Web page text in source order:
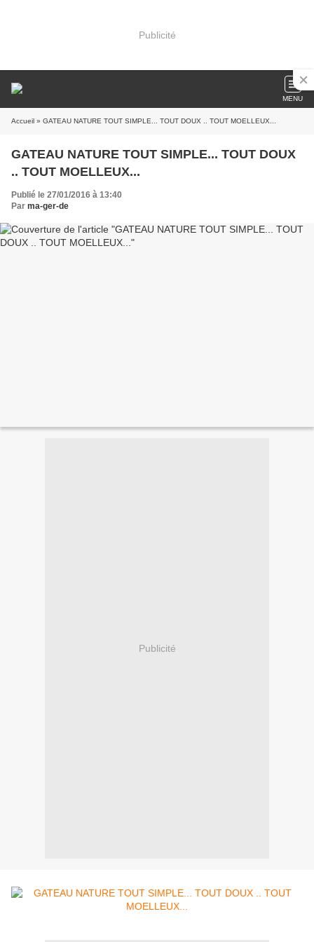
Publicité
MENU
Accueil » GATEAU NATURE TOUT SIMPLE... TOUT DOUX .. TOUT MOELLEUX...
GATEAU NATURE TOUT SIMPLE... TOUT DOUX
.. TOUT MOELLEUX...
Publié le 27/01/2016 à 13:40
Par ma-ger-de
Publicité